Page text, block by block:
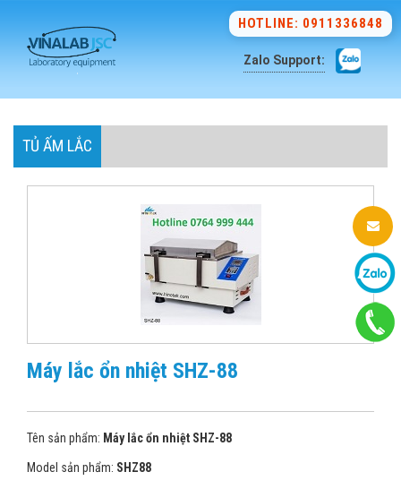
HOTLINE: 0911336848
Zalo Support:
TỦ ẤM LẮC
Máy lắc ổn nhiệt SHZ-88
Tên sản phẩm: Máy lắc ổn nhiệt SHZ-88
Model sản phẩm: SHZ88